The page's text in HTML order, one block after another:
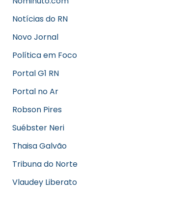
Notícias do RN
Novo Jornal
Política em Foco
Portal G1 RN
Portal no Ar
Robson Pires
Suébster Neri
Thaisa Galvão
Tribuna do Norte
Vlaudey Liberato